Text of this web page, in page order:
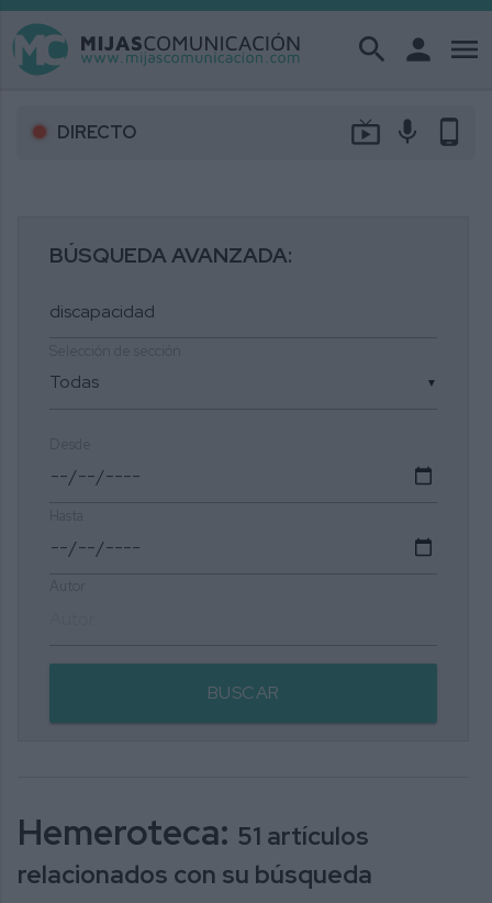
search person menu
DIRECTO live_tv mic phone_android
BÚSQUEDA AVANZADA:
▼
BUSCAR
Hemeroteca: 51 artículos
relacionados con su búsqueda